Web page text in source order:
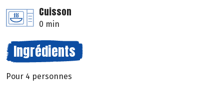
Cuisson
0 min
Ingrédients
Pour 4 personnes